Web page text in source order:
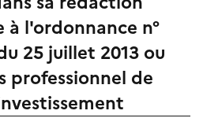
à l'ordonnance n°
25 juillet 2013 ou
professionnel de